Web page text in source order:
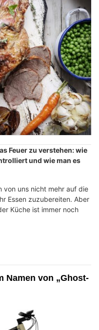
Feuer zu verstehen: wie
und wie man es
von uns nicht mehr auf die
Essen zuzubereiten. Aber
Küche ist immer noch
Namen von „Ghost-